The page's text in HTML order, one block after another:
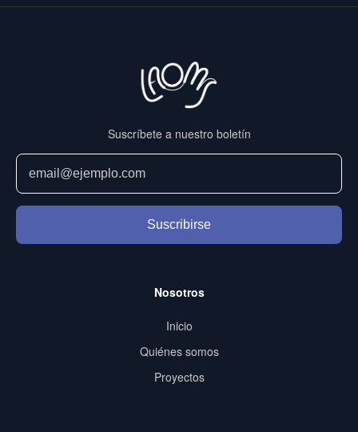
Suscríbete a nuestro boletín
Suscribirse
Nosotros
Inicio
Quiénes somos
Proyectos